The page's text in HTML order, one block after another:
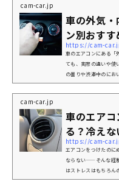
cam-car.jp
車の外気
ン別おす
https://cam-
車のエアコンにある「
ても、実際の違いや使
の曇りや渋滞中のにお
うかが運転のしやすさ
し、状況に応じた最適
のボタン。これは、空
cam-car.jp
車のエア
る？冷え
https://cam-
エアコンをつけたのに
ならない——そんな経
はストレスはもちろん
原因は、部品の故障か